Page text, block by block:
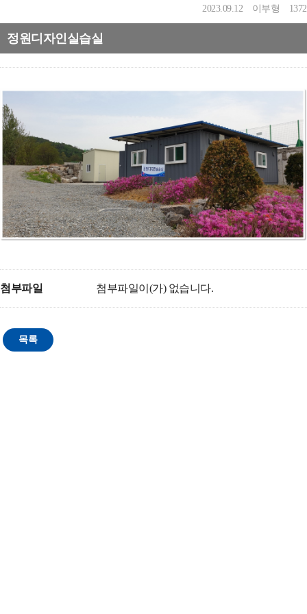
2023.09.12 이부형 1372
정원디자인실습실
첨부파일 첨부파일이(가) 없습니다.